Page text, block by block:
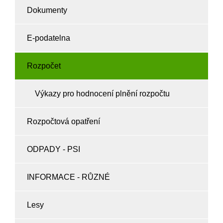
Dokumenty
E-podatelna
Rozpočet
Výkazy pro hodnocení plnění rozpočtu
Rozpočtová opatření
ODPADY - PSI
INFORMACE - RŮZNÉ
Lesy